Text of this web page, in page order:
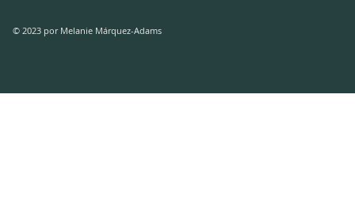
© 2023 por Melanie Márquez-Adams